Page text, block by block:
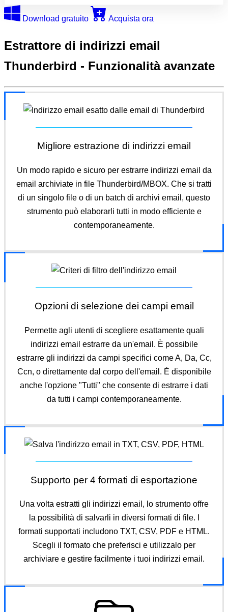
Download gratuito Acquista ora
Estrattore di indirizzi email
Thunderbird - Funzionalità avanzate
Migliore estrazione di indirizzi email
Un modo rapido e sicuro per estrarre indirizzi email da
email archiviate in file Thunderbird/MBOX. Che si tratti
di un singolo file o di un batch di archivi email, questo
strumento può elaborarli tutti in modo efficiente e
contemporaneamente.
Opzioni di selezione dei campi email
Permette agli utenti di scegliere esattamente quali
indirizzi email estrarre da un'email. È possibile
estrarre gli indirizzi da campi specifici come A, Da, Cc,
Ccn, o direttamente dal corpo dell'email. È disponibile
anche l'opzione "Tutti" che consente di estrarre i dati
da tutti i campi contemporaneamente.
Supporto per 4 formati di esportazione
Una volta estratti gli indirizzi email, lo strumento offre
la possibilità di salvarli in diversi formati di file. I
formati supportati includono TXT, CSV, PDF e HTML.
Scegli il formato che preferisci e utilizzalo per
archiviare e gestire facilmente i tuoi indirizzi email.